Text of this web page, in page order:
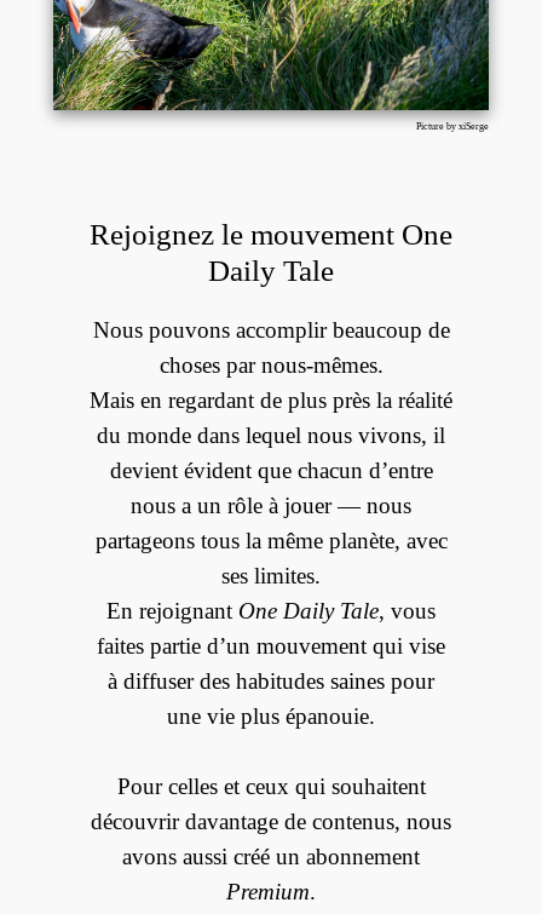
Picture by xiSerge
Rejoignez le mouvement One
Daily Tale
Nous pouvons accomplir beaucoup de
choses par nous-mêmes.
Mais en regardant de plus près la réalité
du monde dans lequel nous vivons, il
devient évident que chacun d’entre
nous a un rôle à jouer — nous
partageons tous la même planète, avec
ses limites.
En rejoignant One Daily Tale, vous
faites partie d’un mouvement qui vise
à diffuser des habitudes saines pour
une vie plus épanouie.
Pour celles et ceux qui souhaitent
découvrir davantage de contenus, nous
avons aussi créé un abonnement
Premium.